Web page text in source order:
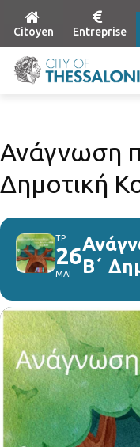
Citoyen Entreprise
Ανάγνωση
Δημοτική
ΤΡ
26
ΜΑΙ
Β΄